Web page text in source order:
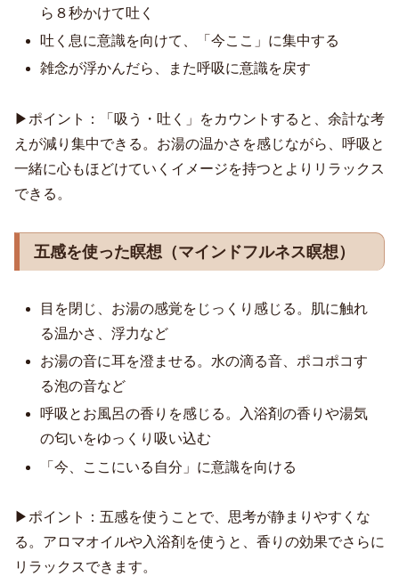
ら８秒かけて吐く
吐く息に意識を向けて、「今ここ」に集中する
雑念が浮かんだら、また呼吸に意識を戻す
▶︎ポイント：「吸う・吐く」をカウントすると、余計な考
えが減り集中できる。お湯の温かさを感じながら、呼吸と
一緒に心もほどけていくイメージを持つとよりリラックス
できる。
五感を使った瞑想（マインドフルネス瞑想）
目を閉じ、お湯の感覚をじっくり感じる。肌に触れ
る温かさ、浮力など
お湯の音に耳を澄ませる。水の滴る音、ポコポコす
る泡の音など
呼吸とお風呂の香りを感じる。入浴剤の香りや湯気
の匂いをゆっくり吸い込む
「今、ここにいる自分」に意識を向ける
▶︎ポイント：五感を使うことで、思考が静まりやすくな
る。アロマオイルや入浴剤を使うと、香りの効果でさらに
リラックスできます。